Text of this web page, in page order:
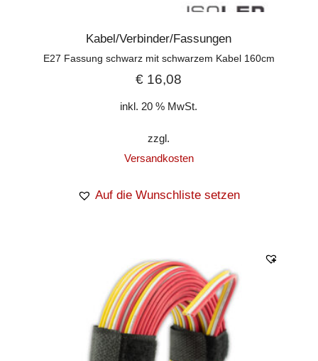
Kabel/Verbinder/Fassungen
E27 Fassung schwarz mit schwarzem Kabel 160cm
€ 16,08
inkl. 20 % MwSt.
zzgl.
Versandkosten
Auf die Wunschliste setzen